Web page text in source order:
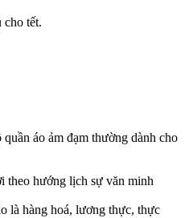
cho tết.
áo ảm đạm thường dành cho
theo hướng lịch sự văn minh
là hàng hoá, lương thực, thực